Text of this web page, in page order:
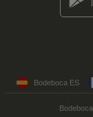
Bodeboca ES